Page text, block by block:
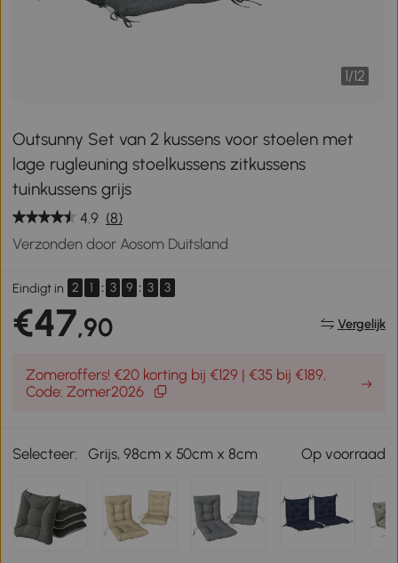
1/12
Outsunny Set van 2 kussens voor stoelen met
lage rugleuning stoelkussens zitkussens
tuinkussens grijs
4.9 (8)
Verzonden door Aosom Duitsland
Eindigt in 2 1 : 3 9 : 3 3
€47,90 Vergelijk
Zomeroffers! €20 korting bij €129 | €35 bij €189,
Code: Zomer2026
Selecteer: Grijs, 98cm x 50cm x 8cm Op voorraad